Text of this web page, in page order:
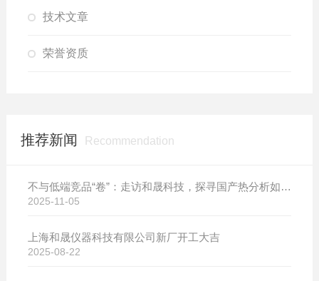
技术文章
荣誉资质
推荐新闻 Recommendation
不与低端竞品“卷”：走访和晟科技，探寻国产热分析如何行稳致远
2025-11-05
上海和晟仪器科技有限公司新厂开工大吉
2025-08-22